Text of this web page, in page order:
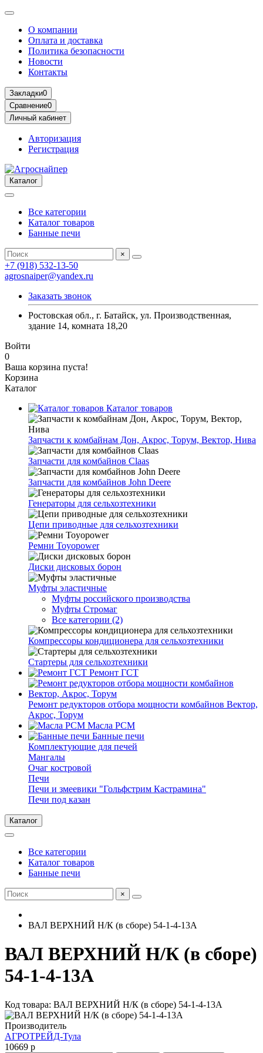
О компании
Оплата и доставка
Политика безопасности
Новости
Контакты
Закладки0
Сравнение0
Личный кабинет
Авторизация
Регистрация
Каталог
Все категории
Каталог товаров
Банные печи
×
+7 (918) 532-13-50
agrosnaiper@yandex.ru
Заказать звонок
Ростовская обл., г. Батайск, ул. Производственная,
здание 14, комната 18,20
Войти
0
Ваша корзина пуста!
Корзина
Каталог
Каталог товаров
Запчасти к комбайнам Дон, Акрос, Торум, Вектор, Нива
Запчасти для комбайнов Claas
Запчасти для комбайнов John Deere
Генераторы для сельхозтехники
Цепи приводные для сельхозтехники
Ремни Toyopower
Диски дисковых борон
Муфты эластичные
Муфты российского производства
Муфты Стромаг
Все категории (2)
Компрессоры кондиционера для сельхозтехники
Стартеры для сельхозтехники
Ремонт ГСТ
Ремонт редукторов отбора мощности комбайнов Вектор,
Акрос, Торум
Масла РСМ
Банные печи
Комплектующие для печей
Мангалы
Очаг костровой
Печи
Печи и змеевики "Гольфстрим Кастрамина"
Печи под казан
Каталог
Все категории
Каталог товаров
Банные печи
×
ВАЛ ВЕРХНИЙ Н/К (в сборе) 54-1-4-13А
ВАЛ ВЕРХНИЙ Н/К (в сборе)
54-1-4-13А
Код товара: ВАЛ ВЕРХНИЙ Н/К (в сборе) 54-1-4-13А
Производитель
АГРОТРЕЙД-Тула
10669 р